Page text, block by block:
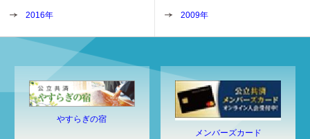
2016年 2009年
やすらぎの宿
メンバーズカード